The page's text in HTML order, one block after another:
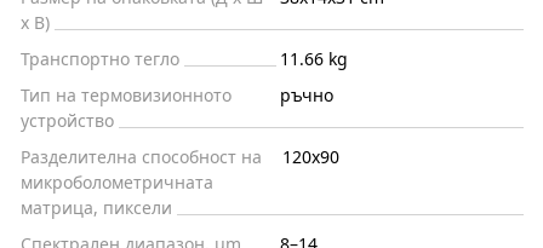
x В)
Транспортно тегло
11.66 kg
Тип на термовизионното
устройство
ръчно
Разделителна способност на
микроболометричната
матрица, пиксели
120x90
Спектрален диапазон, μm
8–14